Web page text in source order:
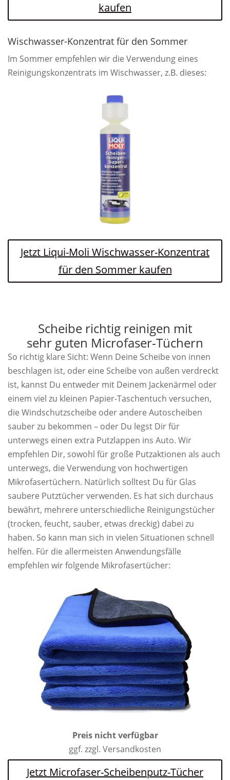
kaufen
Wischwasser-Konzentrat für den Sommer
Im Sommer empfehlen wir die Verwendung eines
Reinigungskonzentrats im Wischwasser, z.B. dieses:
Jetzt Liqui-Moli Wischwasser-Konzentrat
für den Sommer kaufen
Scheibe richtig reinigen mit
sehr guten Microfaser-Tüchern
So richtig klare Sicht: Wenn Deine Scheibe von innen
beschlagen ist, oder eine Scheibe von außen verdreckt
ist, kannst Du entweder mit Deinem Jackenärmel oder
einem viel zu kleinen Papier-Taschentuch versuchen,
die Windschutzscheibe oder andere Autoscheiben
sauber zu bekommen – oder Du legst Dir für
unterwegs einen extra Putzlappen ins Auto. Wir
empfehlen Dir, sowohl für große Putzaktionen als auch
unterwegs, die Verwendung von hochwertigen
Mikrofasertüchern. Natürlich solltest Du für Glas
saubere Putztücher verwenden. Es hat sich durchaus
bewährt, mehrere unterschiedliche Reinigungstücher
(trocken, feucht, sauber, etwas dreckig) dabei zu
haben. So kann man sich in vielen Situationen schnell
helfen. Für die allermeisten Anwendungsfälle
empfehlen wir folgende Mikrofasertücher:
Preis nicht verfügbar
ggf. zzgl. Versandkosten
Jetzt Microfaser-Scheibenputz-Tücher